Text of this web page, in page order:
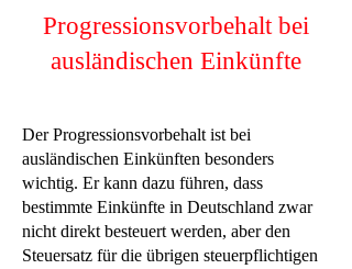
Progressionsvorbehalt bei
ausländischen Einkünfte
Der Progressionsvorbehalt ist bei
ausländischen Einkünften besonders
wichtig. Er kann dazu führen, dass
bestimmte Einkünfte in Deutschland zwar
nicht direkt besteuert werden, aber den
Steuersatz für die übrigen steuerpflichtigen